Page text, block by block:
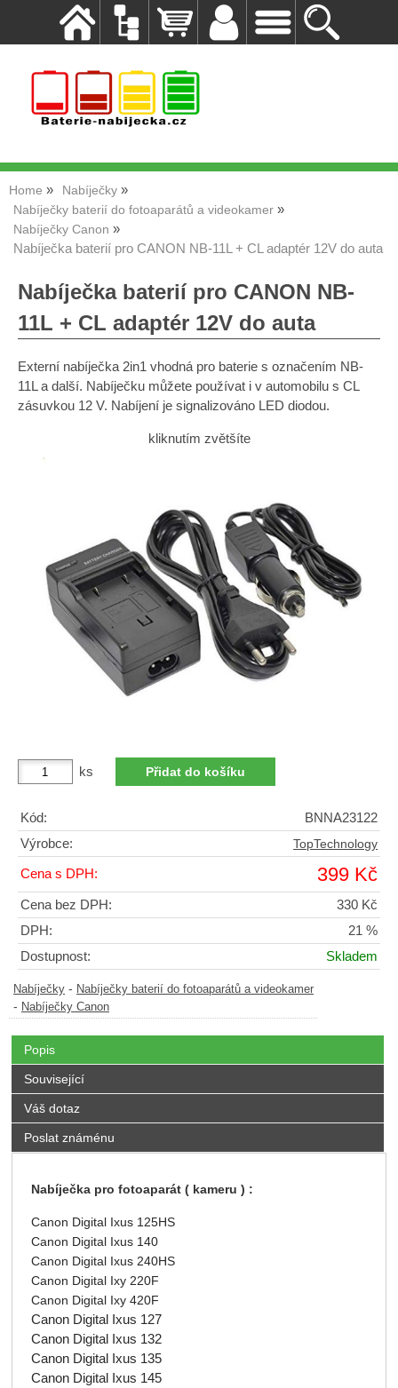
Home
Nabíječky
Nabíječky baterií do fotoaparátů a videokamer
Nabíječky Canon
Nabíječka baterií pro CANON NB-11L + CL adaptér 12V do auta
Nabíječka baterií pro CANON NB-
11L + CL adaptér 12V do auta
Externí nabíječka 2in1 vhodná pro baterie s označením NB-
11L a další. Nabíječku můžete používat i v automobilu s CL
zásuvkou 12 V. Nabíjení je signalizováno LED diodou.
kliknutím zvětšíte
ks
Kód:
BNNA23122
Výrobce:
TopTechnology
Cena s DPH: 399 Kč
Cena bez DPH:
330 Kč
DPH:
21 %
Dostupnost:
Skladem
Nabíječky - Nabíječky baterií do fotoaparátů a videokamer
- Nabíječky Canon
Popis
Související
Váš dotaz
Poslat známénu
Nabíječka pro fotoaparát ( kameru ) :
Canon Digital Ixus 125HS
Canon Digital Ixus 140
Canon Digital Ixus 240HS
Canon Digital Ixy 220F
Canon Digital Ixy 420F
Canon Digital Ixus 127
Canon Digital Ixus 132
Canon Digital Ixus 135
Canon Digital Ixus 145